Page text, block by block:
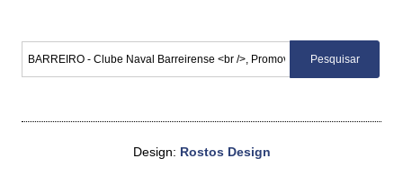
Design: Rostos Design